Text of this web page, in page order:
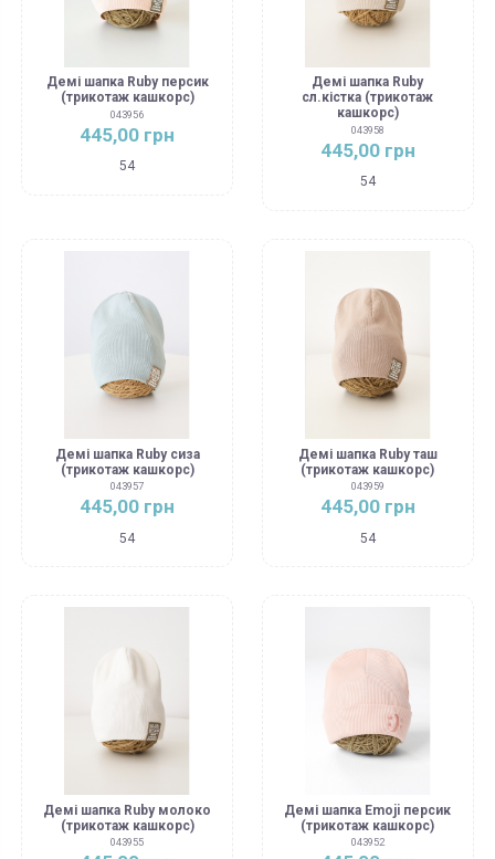
Демі шапка Ruby персик
(трикотаж кашкорс)
043956
445,00 грн
54
Демі шапка Ruby
сл.кістка (трикотаж
кашкорс)
043958
445,00 грн
54
Демі шапка Ruby сиза
(трикотаж кашкорс)
043957
445,00 грн
54
Демі шапка Ruby таш
(трикотаж кашкорс)
043959
445,00 грн
54
Демі шапка Ruby молоко
(трикотаж кашкорс)
043955
Демі шапка Emoji персик
(трикотаж кашкорс)
043952